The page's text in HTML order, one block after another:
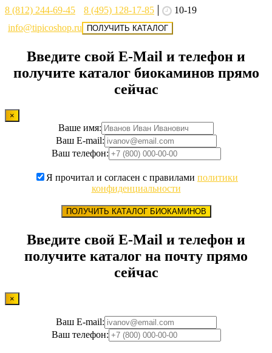
8 (812) 244-69-45 8 (495) 128-17-85
10-19
info@tipicoshop.ru
ПОЛУЧИТЬ КАТАЛОГ
Введите свой E-Mail и телефон и
получите каталог биокаминов прямо
сейчас
×
Ваше имя:
Ваш E-mail:
Ваш телефон:
Я прочитал и согласен с правилами политики
конфиденциальности
ПОЛУЧИТЬ КАТАЛОГ БИОКАМИНОВ
Введите свой E-Mail и телефон и
получите каталог на почту прямо
сейчас
×
Ваш E-mail:
Ваш телефон: